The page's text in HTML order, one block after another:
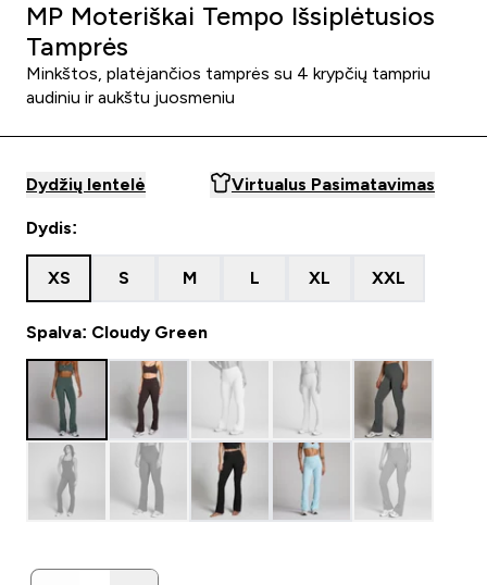
MP Moteriškai Tempo Išsiplėtusios
Tamprės
Minkštos, platėjančios tamprės su 4 krypčių tampriu
audiniu ir aukštu juosmeniu
Dydžių lentelė Virtualus Pasimatavimas
Dydis:
XS S M L XL XXL
Spalva: Cloudy Green